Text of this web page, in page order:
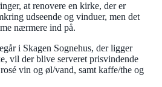
at renovere en kirke, der er
udseende og vinduer, men det
nærmere ind på.
i Skagen Sognehus, der ligger
vil der blive serveret prisvindende
vin og øl/vand, samt kaffe/the og